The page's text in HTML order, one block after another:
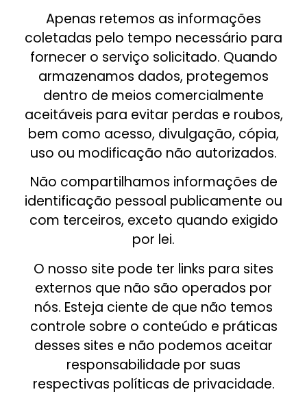
Apenas retemos as informações
coletadas pelo tempo necessário para
fornecer o serviço solicitado. Quando
armazenamos dados, protegemos
dentro de meios comercialmente
aceitáveis para evitar perdas e roubos,
bem como acesso, divulgação, cópia,
uso ou modificação não autorizados.
Não compartilhamos informações de
identificação pessoal publicamente ou
com terceiros, exceto quando exigido
por lei.
O nosso site pode ter links para sites
externos que não são operados por
nós. Esteja ciente de que não temos
controle sobre o conteúdo e práticas
desses sites e não podemos aceitar
responsabilidade por suas
respectivas políticas de privacidade.